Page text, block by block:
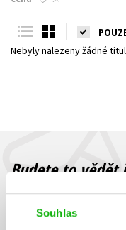
Souhlas
Young adult (SK)
Nebyly nalezeny žádné
Budete to vědět
Zajímá Vás, jaký knižní hit
sleva, jaká běží soutěž o